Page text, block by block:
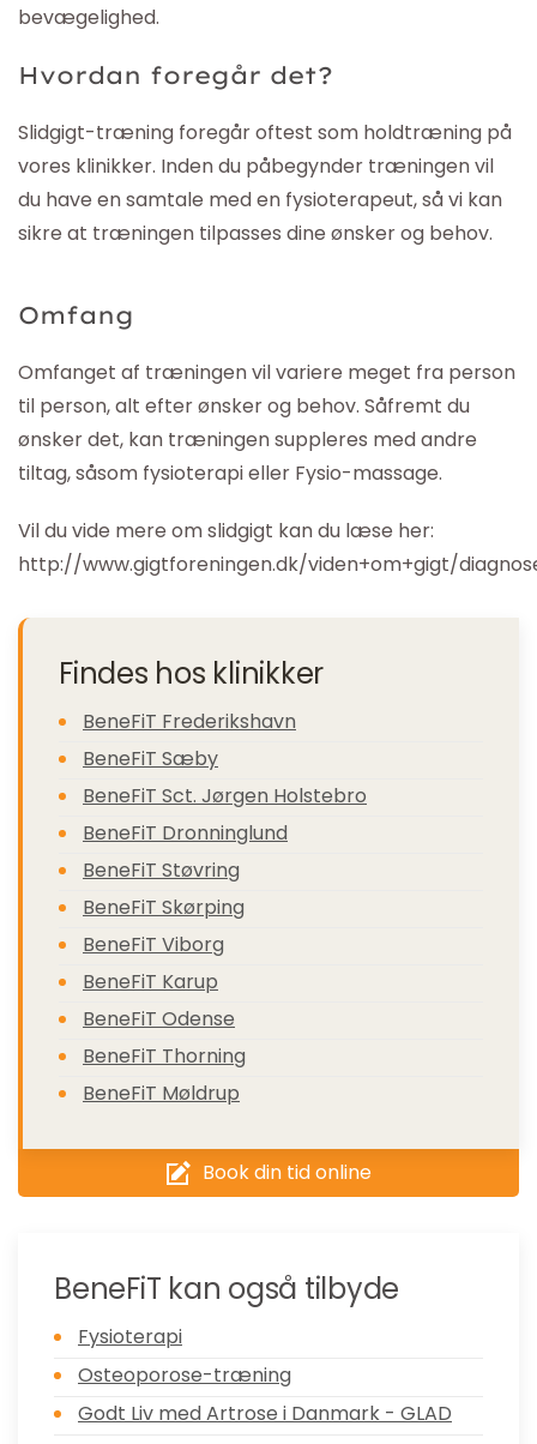
bevægelighed.
Hvordan foregår det?
Slidgigt-træning foregår oftest som holdtræning på
vores klinikker. Inden du påbegynder træningen vil
du have en samtale med en fysioterapeut, så vi kan
sikre at træningen tilpasses dine ønsker og behov.
Omfang
Omfanget af træningen vil variere meget fra person
til person, alt efter ønsker og behov. Såfremt du
ønsker det, kan træningen suppleres med andre
tiltag, såsom fysioterapi eller Fysio-massage.
Vil du vide mere om slidgigt kan du læse her:
http://www.gigtforeningen.dk/viden+om+gigt/
Findes hos klinikker
BeneFiT Frederikshavn
BeneFiT Sæby
BeneFiT Sct. Jørgen Holstebro
BeneFiT Dronninglund
BeneFiT Støvring
BeneFiT Skørping
BeneFiT Viborg
BeneFiT Karup
BeneFiT Odense
BeneFiT Thorning
BeneFiT Møldrup
Book din tid online
BeneFiT kan også tilbyde
Fysioterapi
Osteoporose-træning
Godt Liv med Artrose i Danmark - GLAD